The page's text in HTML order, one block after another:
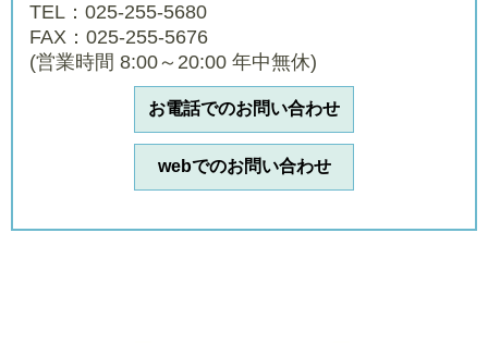
TEL：025-255-5680
FAX：025-255-5676
(営業時間 8:00～20:00 年中無休)
お電話でのお問い合わせ
webでのお問い合わせ